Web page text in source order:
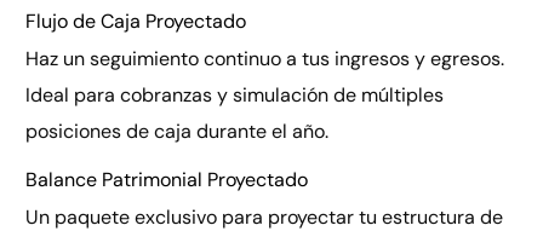
Flujo de Caja Proyectado
Haz un seguimiento continuo a tus ingresos y egresos.
Ideal para cobranzas y simulación de múltiples
posiciones de caja durante el año.
Balance Patrimonial Proyectado
Un paquete exclusivo para proyectar tu estructura de